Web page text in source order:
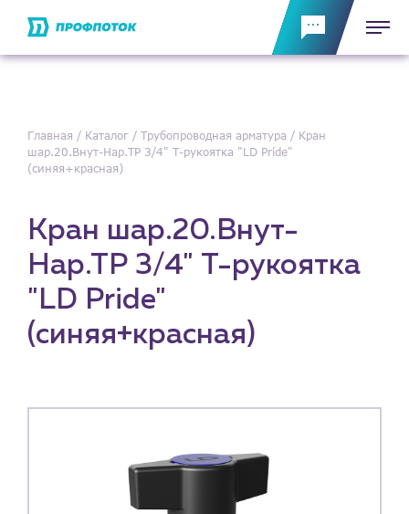
Главная Каталог Трубопроводная арматура
Кран
шар.20.Внут-Нар.ТР 3/4" Т-рукоятка "LD Pride"
(синяя+красная)
Кран шар.20.Внут-
Нар.ТР 3/4" Т-рукоятка
"LD Pride"
(синяя+красная)